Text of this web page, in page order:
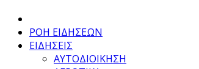
ΡΟΗ ΕΙΔΗΣΕΩΝ
ΕΙΔΗΣΕΙΣ
ΑΥΤΟΔΙΟΙΚΗΣΗ